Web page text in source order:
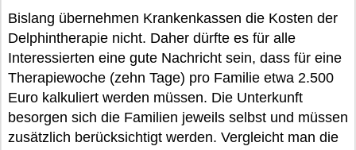
Bislang übernehmen Krankenkassen die Kosten der
Delphintherapie nicht. Daher dürfte es für alle
Interessierten eine gute Nachricht sein, dass für eine
Therapiewoche (zehn Tage) pro Familie etwa 2.500
Euro kalkuliert werden müssen. Die Unterkunft
besorgen sich die Familien jeweils selbst und müssen
zusätzlich berücksichtigt werden. Vergleicht man die